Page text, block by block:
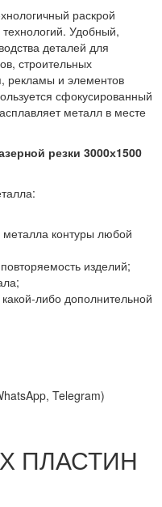
раскрой
Удобный,
деталей для
строительных
рекламы и элементов
сфокусированный
металл в месте
резки 3000х1500
металла контуры любой
изделий;
либо дополнительной
Telegram)
ПЛАСТИН